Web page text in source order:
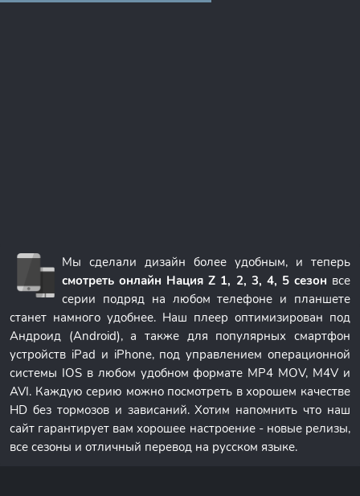
Мы сделали дизайн более удобным, и теперь
смотреть онлайн Нация Z 1, 2, 3, 4, 5 сезон все
серии подряд на любом телефоне и планшете
станет намного удобнее. Наш плеер оптимизирован под
Андроид (Android), а также для популярных смартфон
устройств iPad и iPhone, под управлением операционной
системы IOS в любом удобном формате MP4 MOV, M4V и
AVI. Каждую серию можно посмотреть в хорошем качестве
HD без тормозов и зависаний. Хотим напомнить что наш
сайт гарантирует вам хорошее настроение - новые релизы,
все сезоны и отличный перевод на русском языке.